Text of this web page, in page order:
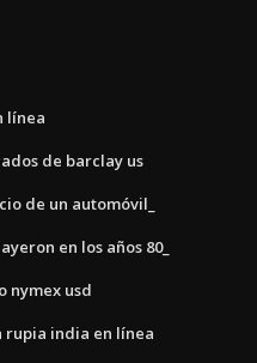
línea
de barclay us
de un automóvil_
en los años 80_
nymex usd
rupia india en línea